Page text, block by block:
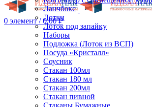
0 элемент / 0.00₽
Ланчбокс
Лотки
Лоток под запайку
Наборы
Подложка (Лоток из ВСП)
Посуда «Кристалл»
Соусник
Стакан 100мл
Стакан 180 мл
Стакан 200мл
Стакан пивной
Стаканы Бумажные